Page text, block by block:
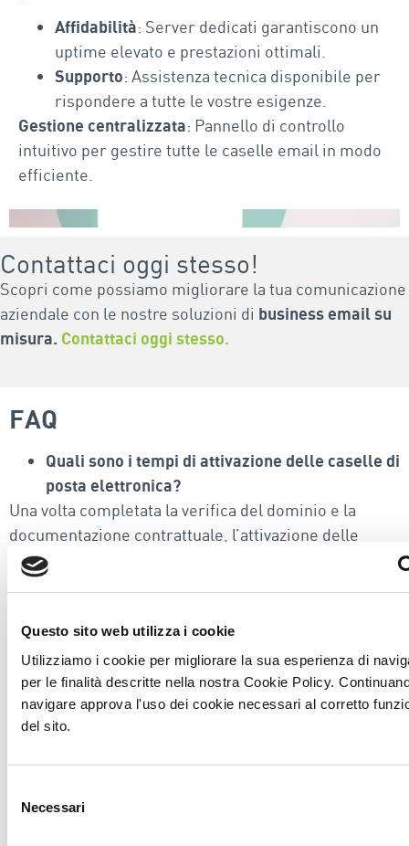
Questo sito web utilizza i cookie
Utilizziamo i cookie per migliorare la sua esperienza di
per le finalità descritte nella nostra Cookie Policy.
navigare approva l'uso dei cookie necessari al corretto
del sito.
delNecessari
Affidabilità: Server dedicati garantiscono un
uptime elevato e prestazioni ottimali.
Supporto: Assistenza tecnica disponibile per
rispondere a tutte le vostre esigenze.
Gestione centralizzata: Pannello di controllo
intuitivo per gestire tutte le caselle email in modo
efficiente.
Contattaci oggi stesso!
Scopri come possiamo migliorare la tua comunicazione
aziendale con le nostre soluzioni di business email su
misura. Contattaci oggi stesso.
FAQ
Quali sono i tempi di attivazione delle caselle di
posta elettronica?
Una volta completata la verifica del dominio e la
documentazione contrattuale, l’attivazione delle
caselle di posta elettronica viene generalmente
completata entro 24-48 ore.
È possibile espandere lo spazio di
l’attivazione iniziale?
Sì, è possibile espandere lo spazio di archiviazione
delle caselle email in qualsiasi momento.
Verrà fornito un pannello di controllo intuitivo che